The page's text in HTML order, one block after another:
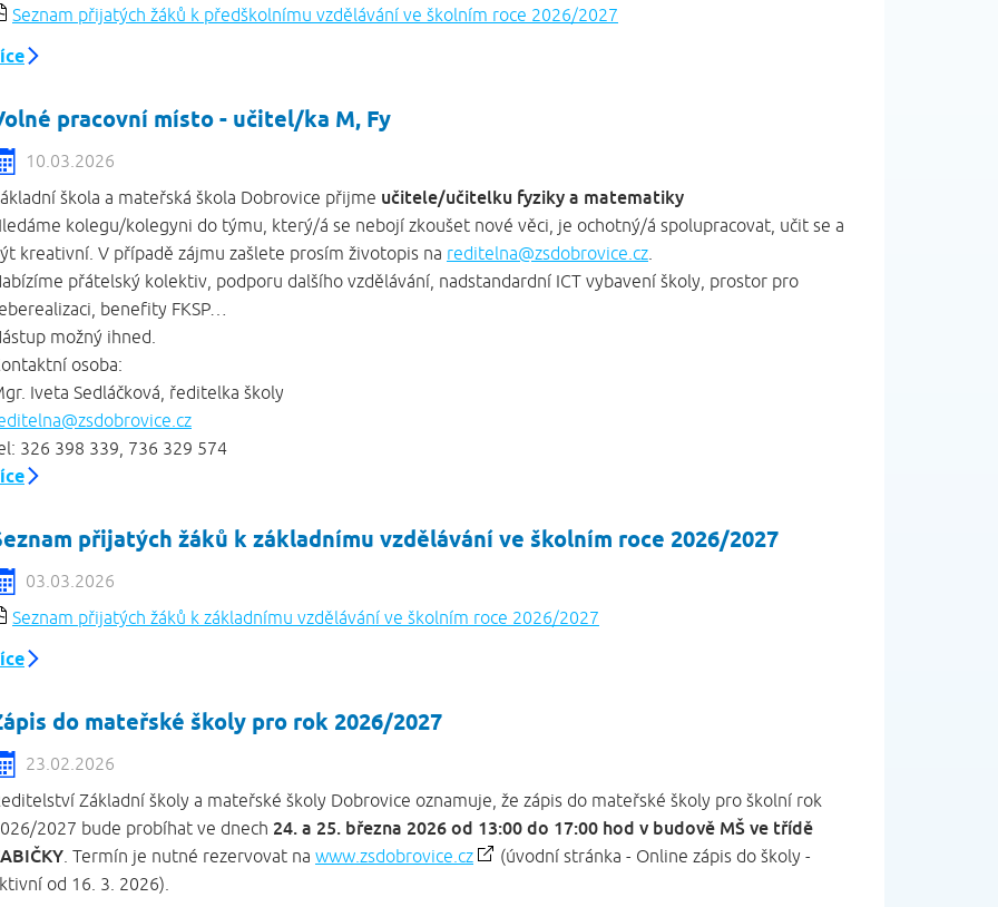
Seznam přijatých žáků k předškolnímu vzdělávání ve školním roce 2026/2027
pracovní místo - učitel/ka M, Fy
10.03.2026
škola a mateřská škola Dobrovice přijme učitele/učitelku fyziky a matematiky
kolegu/kolegyni do týmu, který/á se nebojí zkoušet nové věci, je ochotný/á spolupracovat, učit se a
kreativní. V případě zájmu zašlete prosím životopis na reditelna@zsdobrovice.cz
přátelský kolektiv, podporu dalšího vzdělávání, nadstandardní ICT vybavení školy, prostor pro
benefity FKSP…
možný ihned.
osoba:
Iveta Sedláčková, ředitelka školy
326 398 339, 736 329 574
přijatých žáků k základnímu vzdělávání ve školním roce 2026/2027
03.03.2026
Seznam přijatých žáků k základnímu vzdělávání ve školním roce 2026/2027
do mateřské školy pro rok 2026/2027
23.02.2026
Základní školy a mateřské školy Dobrovice oznamuje, že zápis do mateřské školy pro školní rok
2027 bude probíhat ve dnech 24. a 25. března 2026 od 13:00 do 17:00 hod v budově MŠ ve třídě
. Termín je nutné rezervovat na www.zsdobrovice.cz
(úvodní stránka - Online zápis do školy -
od 16. 3. 2026).